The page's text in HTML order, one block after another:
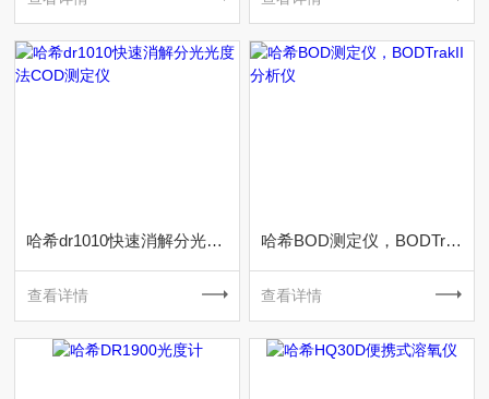
哈希dr1010快速消解分光光度法COD测定仪
查看详情
哈希BOD测定仪，BODTrakII分析仪
查看详情